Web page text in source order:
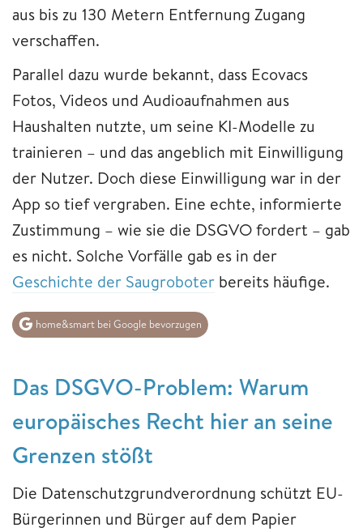
aus bis zu 130 Metern Entfernung Zugang
verschaffen.
Parallel dazu wurde bekannt, dass Ecovacs
Fotos, Videos und Audioaufnahmen aus
Haushalten nutzte, um seine KI-Modelle zu
trainieren – und das angeblich mit Einwilligung
der Nutzer. Doch diese Einwilligung war in der
App so tief vergraben. Eine echte, informierte
Zustimmung – wie sie die DSGVO fordert – gab
es nicht. Solche Vorfälle gab es in der
Geschichte der Saugroboter bereits häufige.
home&smart bei Google bevorzugen
Das DSGVO-Problem: Warum
europäisches Recht hier an seine
Grenzen stößt
Die Datenschutzgrundverordnung schützt EU-
Bürgerinnen und Bürger auf dem Papier